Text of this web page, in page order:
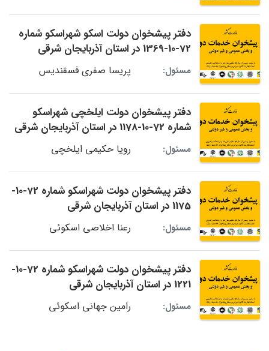
دفتر پیشخوان دولت اسکو شهراسکو شماره
72-10-1369 در استان آذربایجان شرقی
مسئول: پریسا صفری فسقندیس
دفتر پیشخوان دولت ایلخچی شهراسکو
شماره 72-10-1178 در استان آذربایجان شرقی
مسئول: رویا حکیمی ایلخچی
دفتر پیشخوان دولت شهراسکو شماره 72-10-
1175 در استان آذربایجان شرقی
مسئول: رعنا اخلاصی اسکوئی
دفتر پیشخوان دولت شهراسکو شماره 72-10-
1221 در استان آذربایجان شرقی
مسئول: رامین جهانی اسکوئی